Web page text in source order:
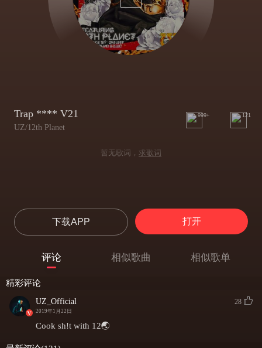
Trap **** V21
UZ/12th Planet
999+ 121
暂无歌词， 求歌词
下载APP 打开
评论 相似歌曲 相似歌单
精彩评论
UZ_Official
2019年1月22日
28
Cook sh!t with 12🌏